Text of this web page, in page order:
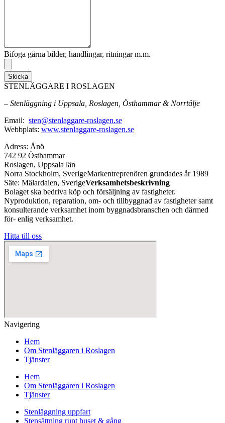
Bifoga gärna bilder, handlingar, ritningar m.m.
Skicka
STENLÄGGARE I ROSLAGEN
– Stenläggning i Uppsala, Roslagen, Östhammar & Norrtälje
Email: sten@stenlaggare-roslagen.se
Webbplats: www.stenlaggare-roslagen.se
Adress: Ånö
742 92 Östhammar
Roslagen, Uppsala län
Norra Stockholm, SverigeMarkentreprenören grundades år 1989
Säte: Mälardalen, SverigeVerksamhetsbeskrivning
Bolaget ska bedriva köp och försäljning av fastigheter.
Nyproduktion, reparation, om- och tillbyggnad av fastigheter samt
konsulterande verksamhet inom byggnadsbranschen och därmed
för- enlig verksamhet.
Hitta till oss
Navigering
Hem
Om Stenläggaren i Roslagen
Tjänster
Hem
Om Stenläggaren i Roslagen
Tjänster
Stenläggning uppfart
Stensättning runt huset & gång